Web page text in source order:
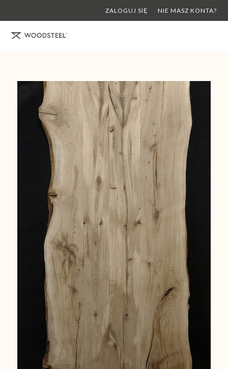
ZALOGUJ SIĘ NIE MASZ KONTA?